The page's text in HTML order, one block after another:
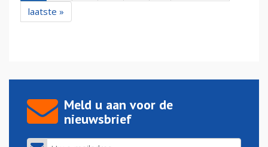
laatste »
Meld u aan voor de
nieuwsbrief